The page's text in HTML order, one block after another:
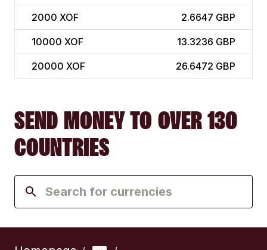
2000 XOF 2.6647 GBP
10000 XOF 13.3236 GBP
20000 XOF 26.6472 GBP
SEND MONEY TO OVER 130
COUNTRIES